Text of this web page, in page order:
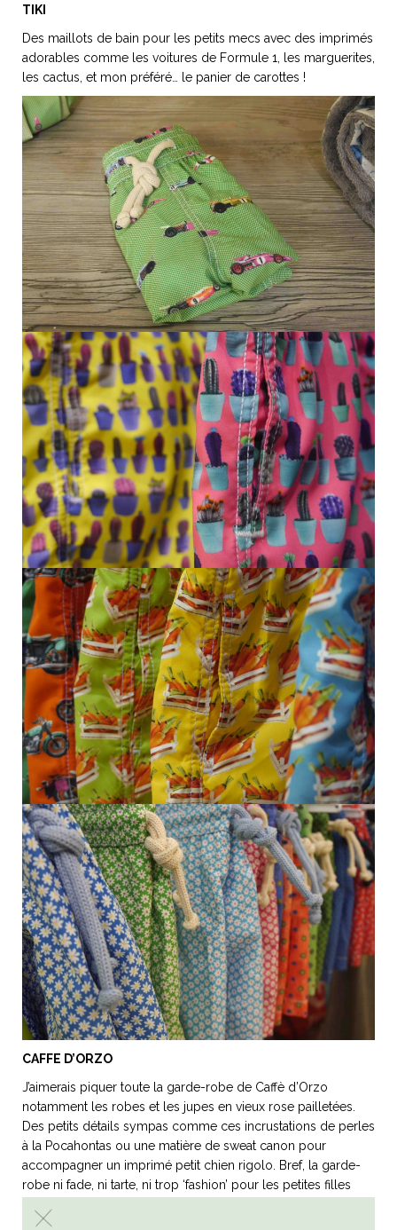
TIKI
Des maillots de bain pour les petits mecs avec des imprimés
adorables comme les voitures de Formule 1, les marguerites,
les cactus, et mon préféré… le panier de carottes !
CAFFE D’ORZO
J’aimerais piquer toute la garde-robe de Caffè d’Orzo
notamment les robes et les jupes en vieux rose pailletées.
Des petits détails sympas comme ces incrustations de perles
à la Pocahontas ou une matière de sweat canon pour
accompagner un imprimé petit chien rigolo. Bref, la garde-
robe ni fade, ni tarte, ni trop ‘fashion’ pour les petites filles